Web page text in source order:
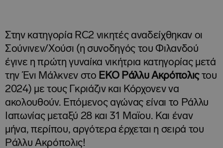
Στην κατηγορία RC2 νικητές αναδείχθηκαν οι
Σούνινεν/Χούσι (η συνοδηγός του Φιλανδού
έγινε η πρώτη γυναίκα νικήτρια κατηγορίας μετά
την Ένι Μάλκνεν στο ΕΚΟ Ράλλυ Ακρόπολιςτου
2024) με τους Γκριάζιν και Κόρχονεν να
ακολουθούν. Επόμενος αγώνας είναι το Ράλλυ
Ιαπωνίας μεταξύ 28 και 31 Μαϊου. Και έναν
μήνα, περίπου, αργότερα έρχεται η σειρά του
Ράλλυ Ακρόπολις!